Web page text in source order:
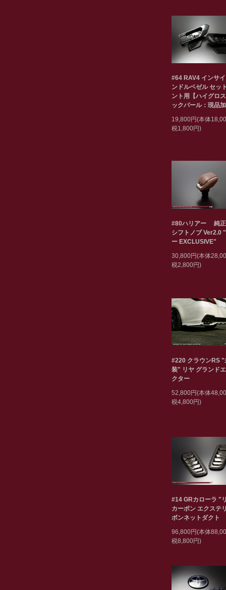
#64 RAV4 インサ
ンドルベゼル セッ
ント用【ハイグロ
ックパール：現品
19,800円(本体
税1,800円)
#80ハリアー 純正
シフトノブ Ver2.0
ー EXCLUSIVE"
30,800円(本体
税2,800円)
#220 クラウンRS "
装" リヤ グランド
クター
52,800円(本体
税4,800円)
#14 GRカローラ "
カーボン エクステ
ボンネットダクト
96,800円(本体
税8,800円)